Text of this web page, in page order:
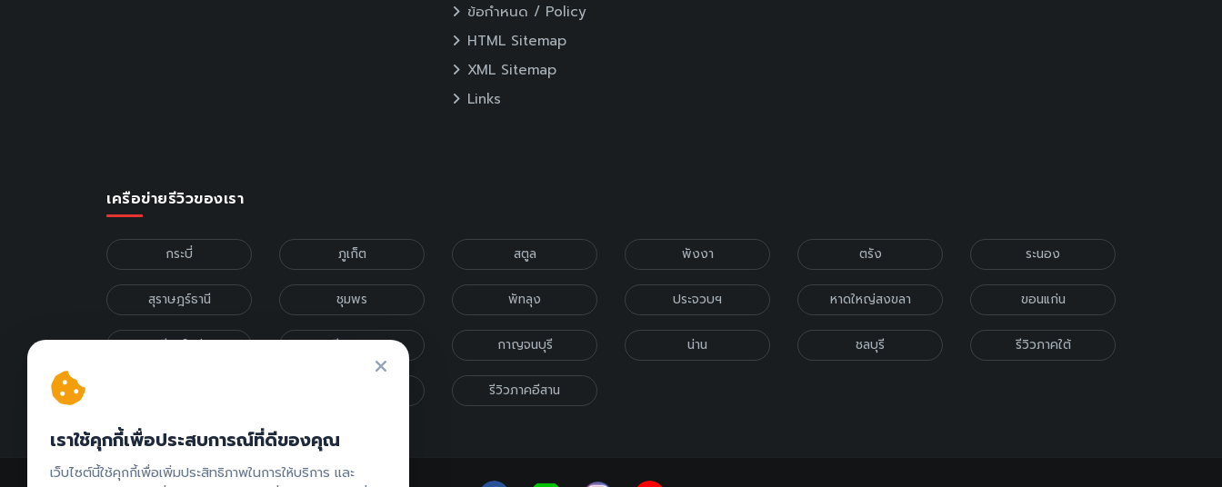
ข้อกำหนด / Policy
HTML Sitemap
XML Sitemap
Links
เครือข่ายรีวิวของเรา
กระบี่ ภูเก็ต สตูล พังงา ตรัง ระนอง
สุราษฎร์ธานี ชุมพร พัทลุง ประจวบฯ หาดใหญ่สงขลา ขอนแก่น
เชียงใหม่ เชียงราย กาญจนบุรี น่าน ชลบุรี รีวิวภาคใต้
รีวิวภาคอีสาน
เราใช้คุกกี้เพื่อประสบการณ์ที่ดีของคุณ
เว็บไซต์นี้ใช้คุกกี้เพื่อเพิ่มประสิทธิภาพในการให้บริการ และ